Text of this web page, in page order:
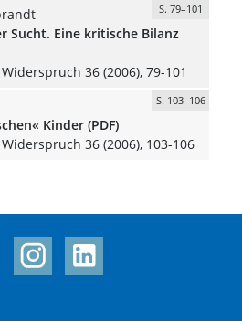
S. 79–101
Sucht. Eine kritische Bilanz
36 (2006), 79-101
S. 103–106
Kinder (PDF)
36 (2006), 103-106